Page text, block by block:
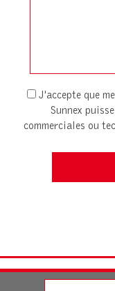
J'accepte que
Sunnex
commerciales ou